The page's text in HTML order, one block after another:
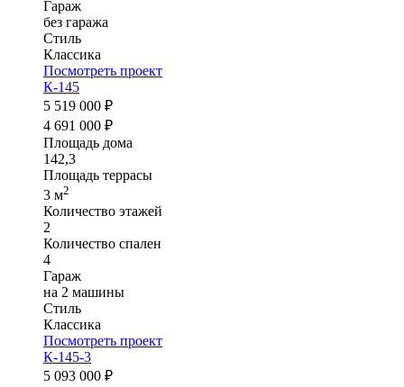
Гараж
без гаража
Стиль
Классика
Посмотреть проект
К-145
5 519 000 ₽
4 691 000 ₽
Площадь дома
142,3
Площадь террасы
3 м2
Количество этажей
2
Количество спален
4
Гараж
на 2 машины
Стиль
Классика
Посмотреть проект
К-145-3
5 093 000 ₽